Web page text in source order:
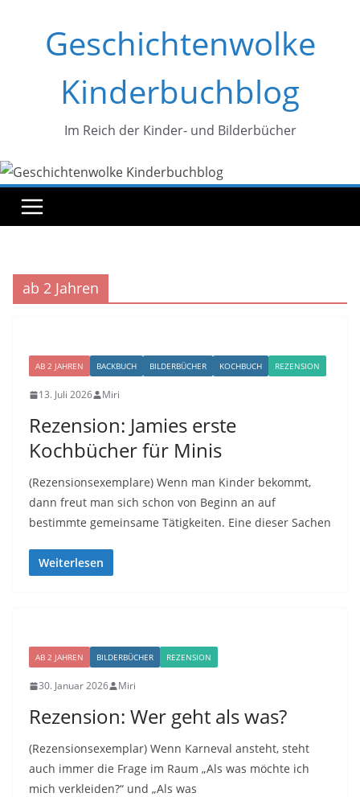
springenGeschichtenwolke
Kinderbuchblog
Im Reich der Kinder- und Bilderbücher
ab 2 Jahren
AB 2 JAHREN BACKBUCH BILDERBÜCHER KOCHBUCH REZENSION
13. Juli 2026 Miri
Rezension: Jamies erste
Kochbücher für Minis
(Rezensionsexemplare) Wenn man Kinder bekommt,
dann freut man sich schon von Beginn an auf
bestimmte gemeinsame Tätigkeiten. Eine dieser Sachen
Weiterlesen
AB 2 JAHREN BILDERBÜCHER REZENSION
30. Januar 2026 Miri
Rezension: Wer geht als was?
(Rezensionsexemplar) Wenn Karneval ansteht, steht
auch immer die Frage im Raum „Als was möchte ich
mich verkleiden?“ und „Als was